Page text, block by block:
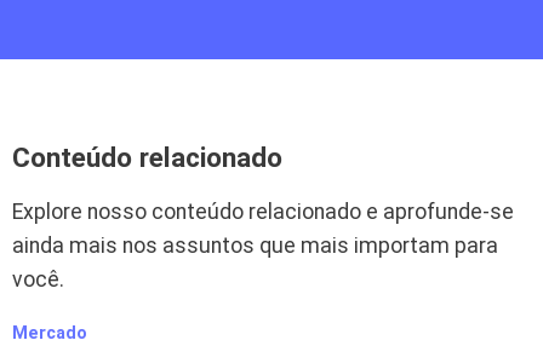
Conteúdo relacionado
Explore nosso conteúdo relacionado e aprofunde-se
ainda mais nos assuntos que mais importam para
você.
Mercado